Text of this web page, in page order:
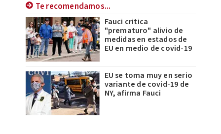
Te recomendamos...
Fauci critica
"prematuro" alivio de
medidas en estados de
EU en medio de covid-19
EU se toma muy en serio
variante de covid-19 de
NY, afirma Fauci